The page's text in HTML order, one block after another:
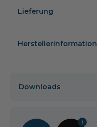
Lieferung
Herstellerinformation
Downloads